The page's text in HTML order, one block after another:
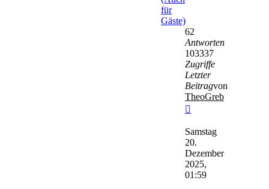
für
Gäste)
62
Antworten
103337
Zugriffe
Letzter
Beitragvon
TheoGreb
Beitrag
Samstag
20.
Dezember
2025,
01:59